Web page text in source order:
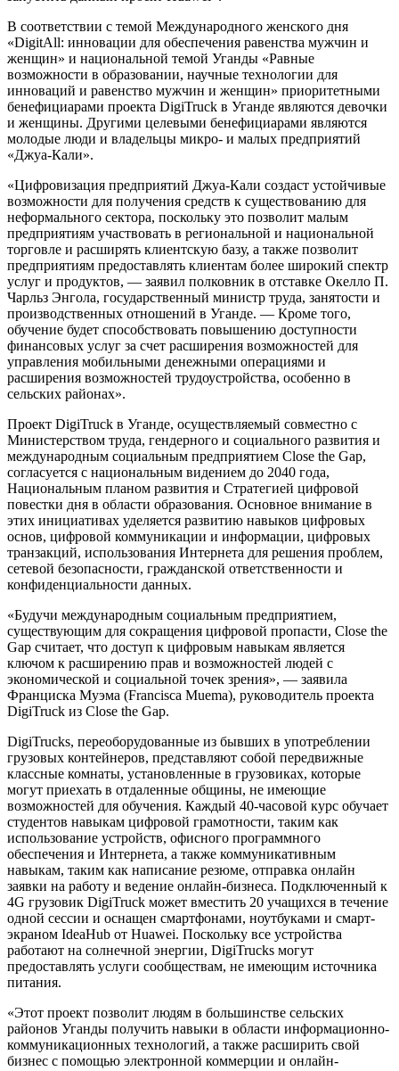
В соответствии с темой Международного женского дня
«DigitAll: инновации для обеспечения равенства мужчин и
женщин» и национальной темой Уганды «Равные
возможности в образовании, научные технологии для
инноваций и равенство мужчин и женщин» приоритетными
бенефициарами проекта DigiTruck в Уганде являются девочки
и женщины. Другими целевыми бенефициарами являются
молодые люди и владельцы микро- и малых предприятий
«Джуа-Кали».
«Цифровизация предприятий Джуа-Кали создаст устойчивые
возможности для получения средств к существованию для
неформального сектора, поскольку это позволит малым
предприятиям участвовать в региональной и национальной
торговле и расширять клиентскую базу, а также позволит
предприятиям предоставлять клиентам более широкий спектр
услуг и продуктов, — заявил полковник в отставке Окелло П.
Чарльз Энгола, государственный министр труда, занятости и
производственных отношений в Уганде. — Кроме того,
обучение будет способствовать повышению доступности
финансовых услуг за счет расширения возможностей для
управления мобильными денежными операциями и
расширения возможностей трудоустройства, особенно в
сельских районах».
Проект DigiTruck в Уганде, осуществляемый совместно с
Министерством труда, гендерного и социального развития и
международным социальным предприятием Close the Gap,
согласуется с национальным видением до 2040 года,
Национальным планом развития и Стратегией цифровой
повестки дня в области образования. Основное внимание в
этих инициативах уделяется развитию навыков цифровых
основ, цифровой коммуникации и информации, цифровых
транзакций, использования Интернета для решения проблем,
сетевой безопасности, гражданской ответственности и
конфиденциальности данных.
«Будучи международным социальным предприятием,
существующим для сокращения цифровой пропасти, Close the
Gap считает, что доступ к цифровым навыкам является
ключом к расширению прав и возможностей людей с
экономической и социальной точек зрения», — заявила
Франциска Муэма (Francisca Muema), руководитель проекта
DigiTruck из Close the Gap.
DigiTrucks, переоборудованные из бывших в употреблении
грузовых контейнеров, представляют собой передвижные
классные комнаты, установленные в грузовиках, которые
могут приехать в отдаленные общины, не имеющие
возможностей для обучения. Каждый 40-часовой курс обучает
студентов навыкам цифровой грамотности, таким как
использование устройств, офисного программного
обеспечения и Интернета, а также коммуникативным
навыкам, таким как написание резюме, отправка онлайн
заявки на работу и ведение онлайн-бизнеса. Подключенный к
4G грузовик DigiTruck может вместить 20 учащихся в течение
одной сессии и оснащен смартфонами, ноутбуками и смарт-
экраном IdeaHub от Huawei. Поскольку все устройства
работают на солнечной энергии, DigiTrucks могут
предоставлять услуги сообществам, не имеющим источника
питания.
«Этот проект позволит людям в большинстве сельских
районов Уганды получить навыки в области информационно-
коммуникационных технологий, а также расширить свой
бизнес с помощью электронной коммерции и онлайн-